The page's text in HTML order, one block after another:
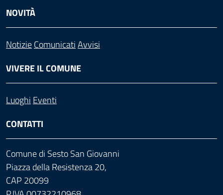
NOVITÀ
NotizieComunicatiAvvisi
VIVERE IL COMUNE
Luoghi Eventi
CONTATTI
Comune di Sesto San Giovanni
Piazza della Resistenza 20,
CAP 20099